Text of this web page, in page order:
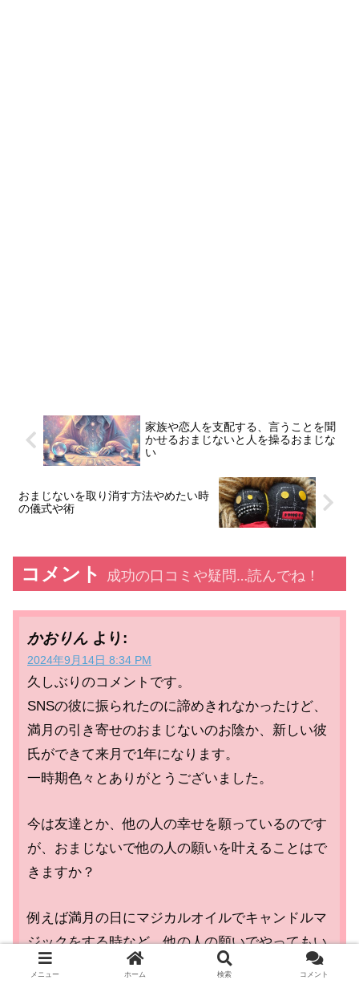
家族や恋人を支配する、言うことを聞
かせるおまじないと人を操るおまじな
い
おまじないを取り消す方法やめたい時
の儀式や術
コメント 成功の口コミや疑問…読んでね！
かおりん より:
2024年9月14日 8:34 PM
久しぶりのコメントです。
SNSの彼に振られたのに諦めきれなかったけど、
満月の引き寄せのおまじないのお陰か、新しい彼
氏ができて来月で1年になります。
一時期色々とありがとうございました。
今は友達とか、他の人の幸せを願っているのです
が、おまじないで他の人の願いを叶えることはで
きますか？
例えば満月の日にマジカルオイルでキャンドルマ
ジックをする時など、他の人の願いでやってもい
いのでしょうか？
メニュー ホーム 検索 コメント